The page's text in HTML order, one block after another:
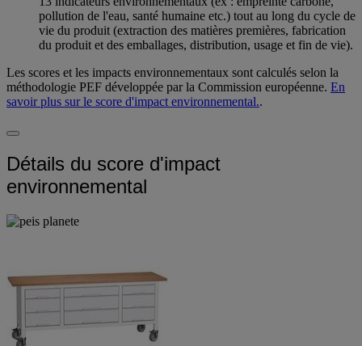
pollution de l'eau, santé humaine etc.) tout au long du cycle de
vie du produit (extraction des matières premières, fabrication
du produit et des emballages, distribution, usage et fin de vie).
Les scores et les impacts environnementaux sont calculés selon la
méthodologie PEF développée par la Commission européenne. En
savoir plus sur le score d'impact environnemental..
Détails du score d'impact
environnemental